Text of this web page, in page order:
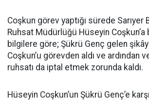
Coşkun görev yaptığı sürede Sarıyer
Ruhsat Müdürlüğü Hüseyin Coşkun’a
bilgilere göre; Şükrü Genç gelen
Coşkun’u görevden aldı ve ardından
ruhsatı da iptal etmek zorunda kaldı.
Hüseyin Coşkun’un Şükrü Genç’e